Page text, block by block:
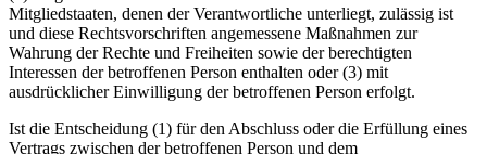
Mitgliedstaaten, denen der Verantwortliche unterliegt, zulässig ist
und diese Rechtsvorschriften angemessene Maßnahmen zur
Wahrung der Rechte und Freiheiten sowie der berechtigten
Interessen der betroffenen Person enthalten oder (3) mit
ausdrücklicher Einwilligung der betroffenen Person erfolgt.
Ist die Entscheidung (1) für den Abschluss oder die Erfüllung eines
Vertrags zwischen der betroffenen Person und dem